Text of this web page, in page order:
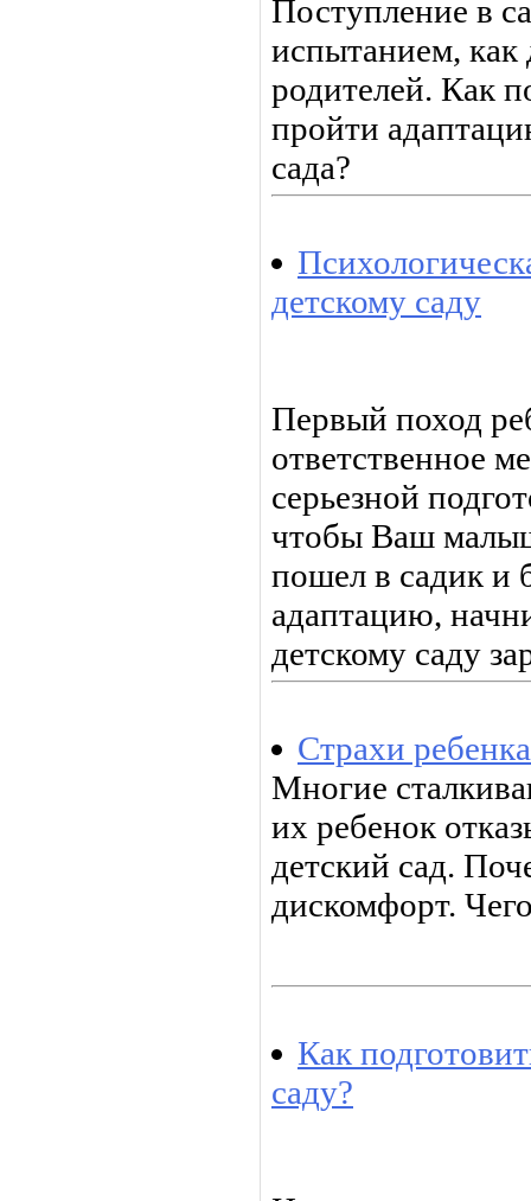
Поступление в
испытанием, как
родителей. Как
пройти
сада?
детскому саду
Первый поход
ответственное
серьезной
чтобы Ваш
пошел в садик и
адаптацию,
детскому саду
Страхи
Многие
их ребенок
детский сад.
дискомфорт.
Как
саду?